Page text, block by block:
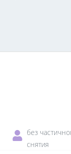
без
снятия